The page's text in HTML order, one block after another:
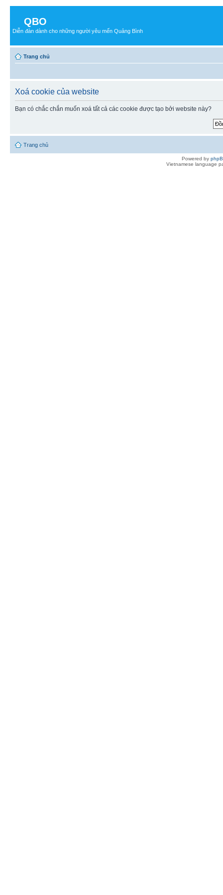
QBO
Diễn đàn dành cho những người yêu mến Quảng Bình
Trang chủ
Xoá cookie của website
Bạn có chắc chắn muốn xoá tất cả các cookie được tạo bởi website này?
Trang chủ
Powered by
Vietnamese language